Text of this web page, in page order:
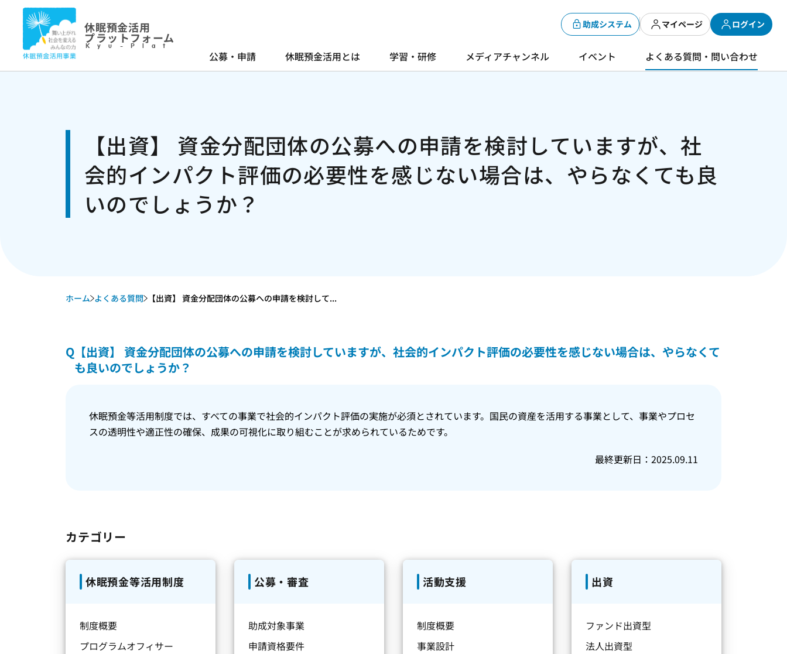
休眠預金活用
プラットフォーム
Kyu-Plat
助成システム マイページ ログイン
公募・申請 休眠預金活用とは 学習・研修 メディアチャンネル イベント よくある質問・問い合わせ
【出資】 資金分配団体の公募への申請を検討していますが、社
会的インパクト評価の必要性を感じない場合は、やらなくても良
いのでしょうか？
ホーム よくある質問 【出資】 資金分配団体の公募への申請を検討して...
Q 【出資】 資金分配団体の公募への申請を検討していますが、社会的インパクト評価の必要性を感じない場合は、やらなくて
も良いのでしょうか？
休眠預金等活用制度では、すべての事業で社会的インパクト評価の実施が必須とされています。国民の資産を活用する事業として、事業やプロセ
スの透明性や適正性の確保、成果の可視化に取り組むことが求められているためです。
最終更新日：2025.09.11
カテゴリー
休眠預金等活用制度
制度概要
プログラムオフィサー
公募・審査
助成対象事業
申請資格要件
活動支援
制度概要
事業設計
出資
ファンド出資型
法人出資型